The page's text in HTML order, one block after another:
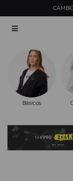

Básicos